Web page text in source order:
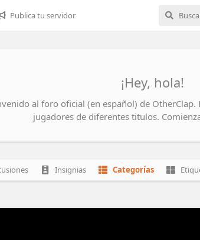
Publica tu servidor
¡Hey, hola!
al foro oficial (en español) de
jugadores de diferentes titulos.
Insignias Categorías